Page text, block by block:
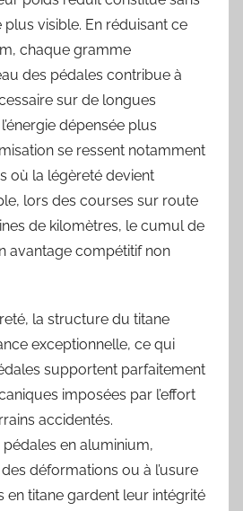
plus visible. En réduisant ce
chaque gramme
des pédales contribue à
sur de longues
dépensée plus
se ressent notamment
où la légèreté devient
lors des courses sur route
de kilomètres, le cumul de
avantage compétitif non
la structure du titane
exceptionnelle, ce qui
supportent parfaitement
imposées par l’effort
accidentés.
en aluminium,
déformations ou à l’usure
en titane gardent leur intégrité